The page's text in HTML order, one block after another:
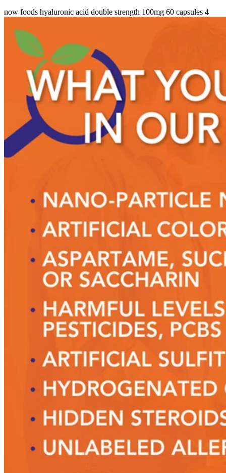
now foods hyaluronic acid double strength 100mg 60 capsules 4